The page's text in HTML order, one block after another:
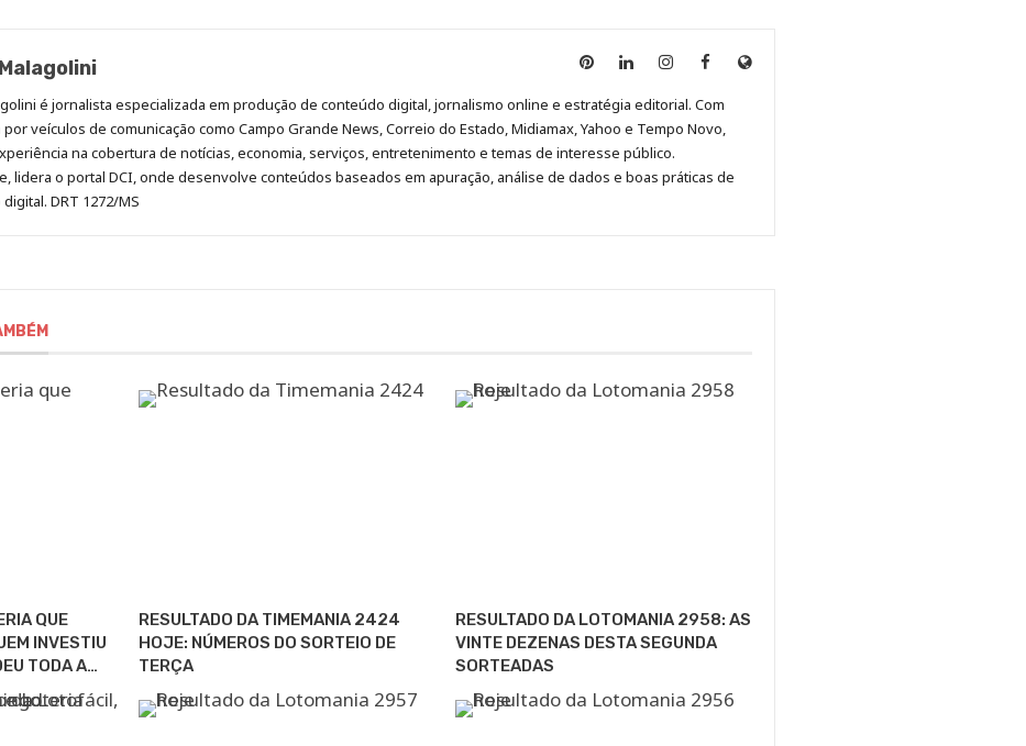
Anny
no
Pinterest
Anny
no
LinkedIn
Anny
no
Instagram
Anny
no
Facebook
Site
é jornalista especializada em produção de conteúdo digital, jornalismo online e estratégia editorial. Com
veículos de comunicação como Campo Grande News, Correio do Estado, Midiamax, Yahoo e Tempo Novo,
na cobertura de notícias, economia, serviços, entretenimento e temas de interesse público.
lidera o portal DCI, onde desenvolve conteúdos baseados em apuração, análise de dados e boas práticas de
DRT 1272/MS
QUE
INVESTIU
TODA A…
RESULTADO DA TIMEMANIA 2424
HOJE: NÚMEROS DO SORTEIO DE
TERÇA
RESULTADO DA LOTOMANIA 2958: AS
VINTE DEZENAS DESTA SEGUNDA
SORTEADAS